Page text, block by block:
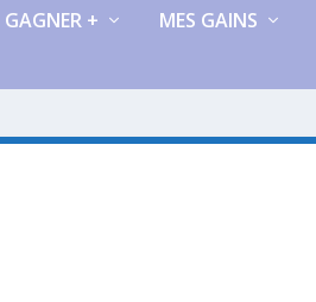
GAGNER + MES GAINS